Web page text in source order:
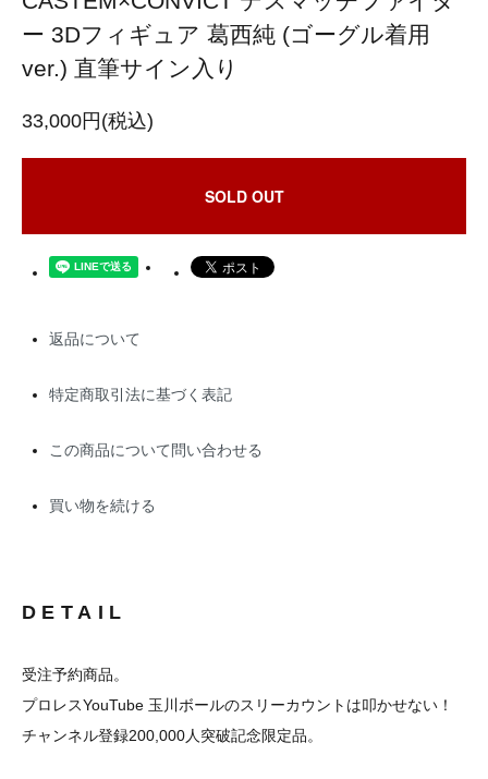
ー 3Dフィギュア 葛西純 (ゴーグル着用
ver.) 直筆サイン入り
33,000円(税込)
SOLD OUT
返品について
特定商取引法に基づく表記
この商品について問い合わせる
買い物を続ける
DETAIL
受注予約商品。
プロレスYouTube 玉川ボールのスリーカウントは叩かせない！
チャンネル登録200,000人突破記念限定品。